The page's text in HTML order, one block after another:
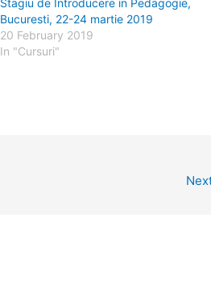
Bucuresti, 22-24 martie 2019
20 February 2019
In "Cursuri"